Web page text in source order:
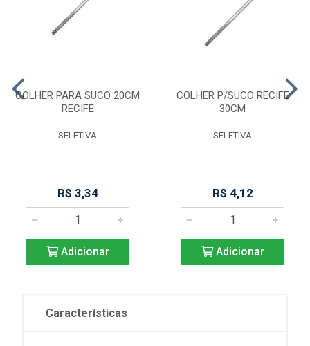
COLHER PARA SUCO 20CM
RECIFE
SELETIVA
R$ 3,34
Adicionar
COLHER P/SUCO RECIFE
30CM
SELETIVA
R$ 4,12
Adicionar
Características